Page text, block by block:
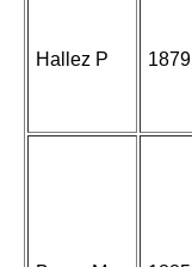
Hallez P 1879